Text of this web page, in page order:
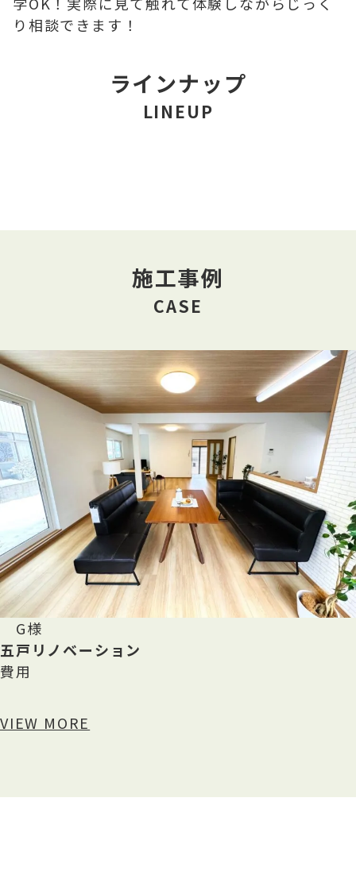
り相談できます！
ラインナップ
LINEUP
施工事例
CASE
G様
五戸リノベーション
費用
VIEW MORE